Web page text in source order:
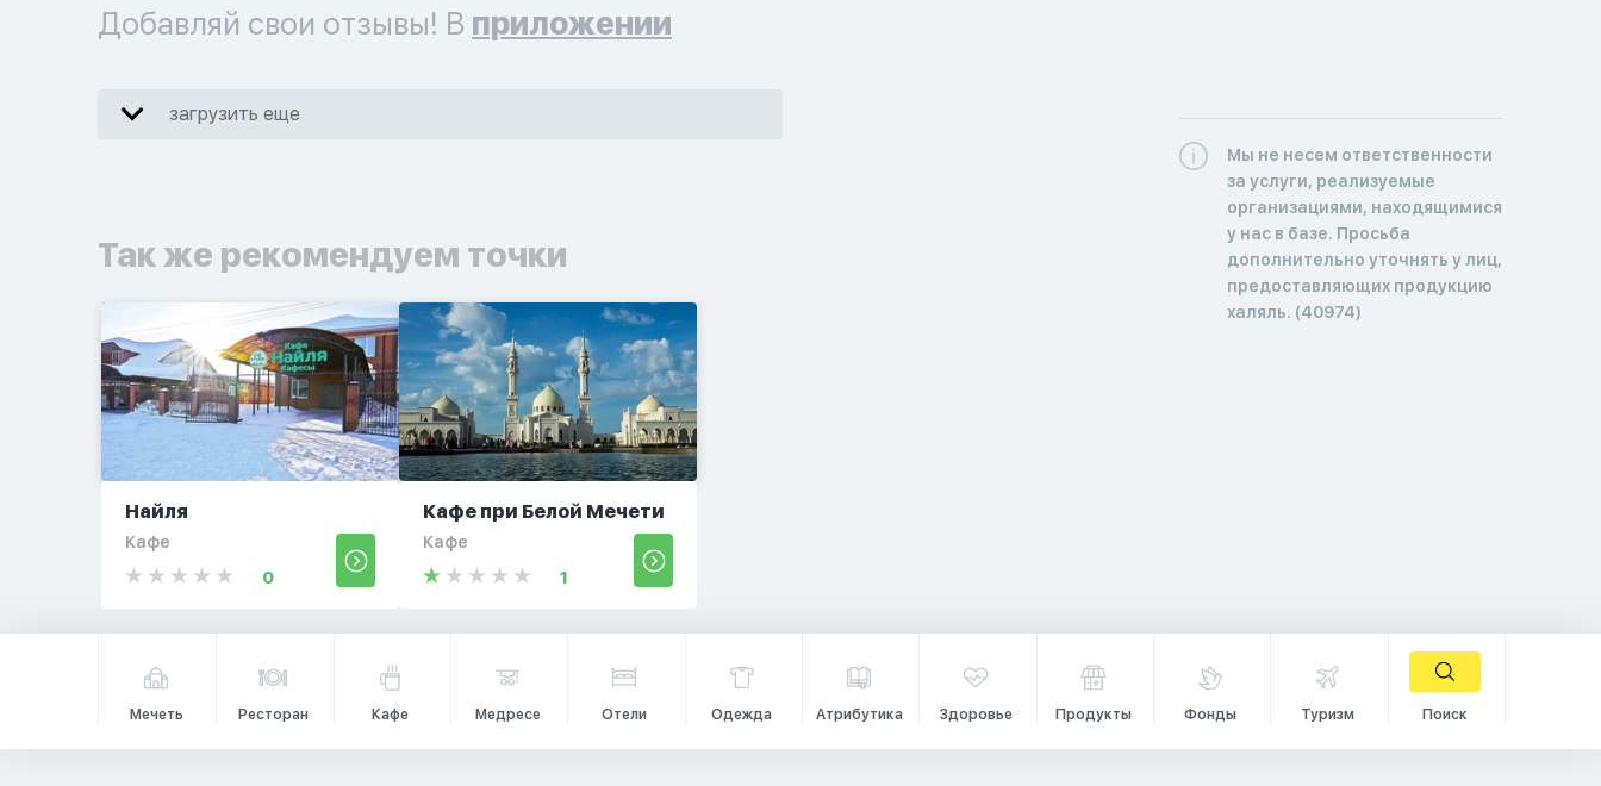
Добавляй свои отзывы! В приложении
загрузить еще
Так же рекомендуем точки
Найля
Кафе
0
Кафе при Белой Мечети
Кафе
1
Мы не несем ответственности
за услуги, реализуемые
организациями, находящимися
у нас в базе. Просьба
дополнительно уточнять у лиц,
предоставляющих продукцию
халяль. (40974)
Мечеть Ресторан Кафе Медресе Отели Одежда Атрибутика Здоровье Продукты Фонды Туризм Поиск